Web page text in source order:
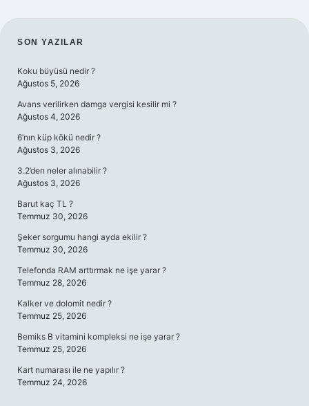
SIDEBAR
SON YAZILAR
Koku büyüsü nedir ?
Ağustos 5, 2026
Avans verilirken damga vergisi kesilir mi ?
Ağustos 4, 2026
6’nın küp kökü nedir ?
Ağustos 3, 2026
3.2’den neler alınabilir ?
Ağustos 3, 2026
Barut kaç TL ?
Temmuz 30, 2026
Şeker sorgumu hangi ayda ekilir ?
Temmuz 30, 2026
Telefonda RAM arttırmak ne işe yarar ?
Temmuz 28, 2026
Kalker ve dolomit nedir ?
Temmuz 25, 2026
Bemiks B vitamini kompleksi ne işe yarar ?
Temmuz 25, 2026
Kart numarası ile ne yapılır ?
Temmuz 24, 2026